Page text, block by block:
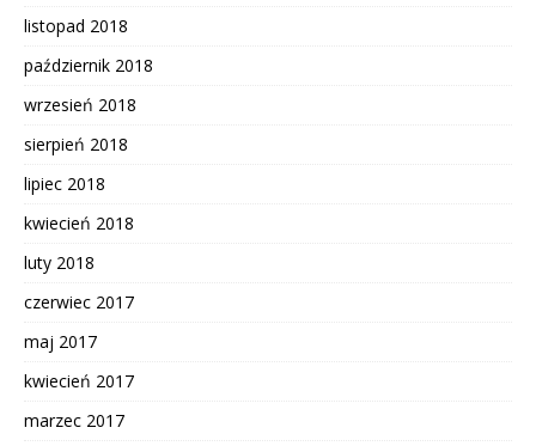
listopad 2018
październik 2018
wrzesień 2018
sierpień 2018
lipiec 2018
kwiecień 2018
luty 2018
czerwiec 2017
maj 2017
kwiecień 2017
marzec 2017